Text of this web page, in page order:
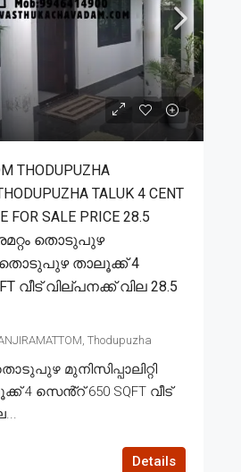
THODUPUZHA
TALUK 4 CENT
FOR SALE PRICE 28.5
തൊടുപുഴ
തൊടുപുഴ താലൂക്ക് 4
വീട് വില്പനക്ക് വില 28.5
Thodupuzha
മുനിസിപ്പാലിറ്റി
സെൻ്റ് 650 SQFT വീട്
Details